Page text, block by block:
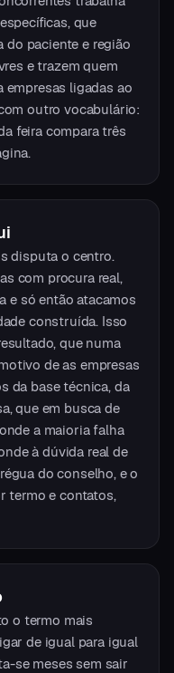
que
paciente e região
e trazem quem
empresas ligadas ao
outro vocabulário:
feira compara três
disputa o centro.
com procura real,
e só então atacamos
construída. Isso
que numa
de as empresas
da base técnica, da
que em busca de
a maioria falha
à dúvida real de
do conselho, e o
termo e contatos,
o termo mais
de igual para igual
se meses sem sair